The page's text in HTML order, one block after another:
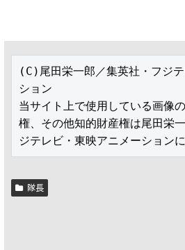
(C)尾田栄一郎／集英社・フジ
ション
当サイト上で使用している画像
権、その他知的財産権は尾田栄
ジテレビ・東映アニメーションに
隊長